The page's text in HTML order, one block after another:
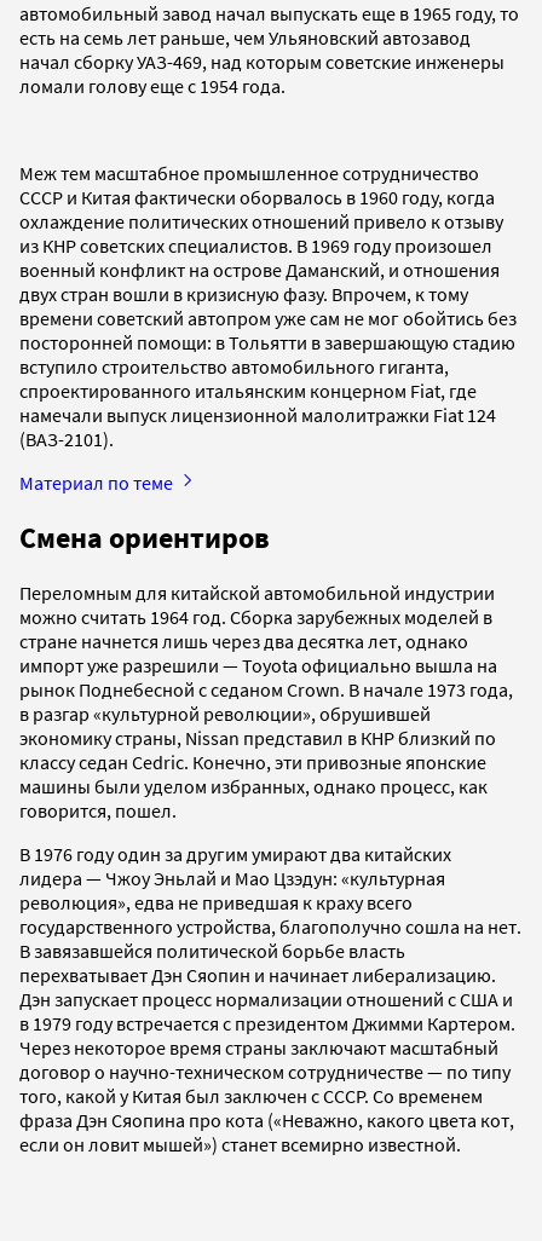
автомобильный завод начал выпускать еще в 1965 году, то
есть на семь лет раньше, чем Ульяновский автозавод
начал сборку УАЗ-469, над которым советские инженеры
ломали голову еще с 1954 года.
Меж тем масштабное промышленное сотрудничество
СССР и Китая фактически оборвалось в 1960 году, когда
охлаждение политических отношений привело к отзыву
из КНР советских специалистов. В 1969 году произошел
военный конфликт на острове Даманский, и отношения
двух стран вошли в кризисную фазу. Впрочем, к тому
времени советский автопром уже сам не мог обойтись без
посторонней помощи: в Тольятти в завершающую стадию
вступило строительство автомобильного гиганта,
спроектированного итальянским концерном Fiat, где
намечали выпуск лицензионной малолитражки Fiat 124
(ВАЗ-2101).
Материал по теме
Смена ориентиров
Переломным для китайской автомобильной индустрии
можно считать 1964 год. Сборка зарубежных моделей в
стране начнется лишь через два десятка лет, однако
импорт уже разрешили — Toyota официально вышла на
рынок Поднебесной с седаном Crown. В начале 1973 года,
в разгар «культурной революции», обрушившей
экономику страны, Nissan представил в КНР близкий по
классу седан Cedric. Конечно, эти привозные японские
машины были уделом избранных, однако процесс, как
говорится, пошел.
В 1976 году один за другим умирают два китайских
лидера — Чжоу Эньлай и Мао Цзэдун: «культурная
революция», едва не приведшая к краху всего
государственного устройства, благополучно сошла на нет.
В завязавшейся политической борьбе власть
перехватывает Дэн Сяопин и начинает либерализацию.
Дэн запускает процесс нормализации отношений с США и
в 1979 году встречается с президентом Джимми Картером.
Через некоторое время страны заключают масштабный
договор о научно-техническом сотрудничестве — по типу
того, какой у Китая был заключен с СССР. Со временем
фраза Дэн Сяопина про кота («Неважно, какого цвета кот,
если он ловит мышей») станет всемирно известной.